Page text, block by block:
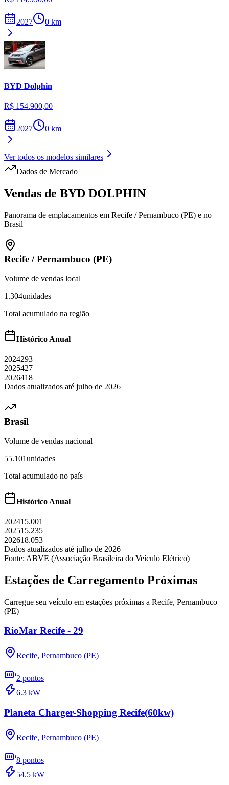
2027 0 km
BYD Dolphin
R$ 154.900,00
2027 0 km
Ver todos os modelos similares
Dados de Mercado
Vendas de BYD DOLPHIN
Panorama de emplacamentos em Recife / Pernambuco (PE) e no
Brasil
Recife /Pernambuco (PE)
Volume de vendas local
1.304unidades
Total acumulado na região
Histórico Anual
2024293
2025427
2026418
Dados atualizados até julho de 2026
Brasil
Volume de vendas nacional
55.101unidades
Total acumulado no país
Histórico Anual
202415.001
202515.235
202618.053
Dados atualizados até julho de 2026
Fonte: ABVE (Associação Brasileira do Veículo Elétrico)
Estações de Carregamento Próximas
Carregue seu veículo em estações próximas a Recife, Pernambuco
(PE)
RioMar Recife - 29
Recife, Pernambuco (PE)
2 pontos
6.3 kW
Planeta Charger-Shopping Recife(60kw)
Recife, Pernambuco (PE)
8 pontos
54.5 kW